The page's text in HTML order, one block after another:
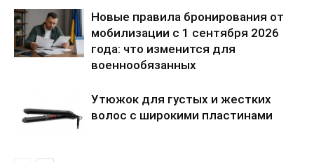
Новые правила бронирования от
мобилизации с 1 сентября 2026
года: что изменится для
военнообязанных
Утюжок для густых и жестких
волос с широкими пластинами